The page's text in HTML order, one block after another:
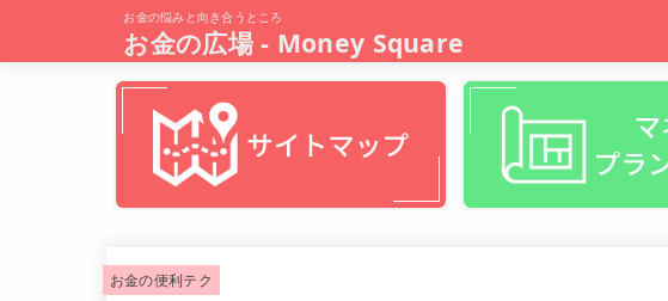
お金の悩みと向き合うところ
お金の広場 - Money Square
お金の便利テク